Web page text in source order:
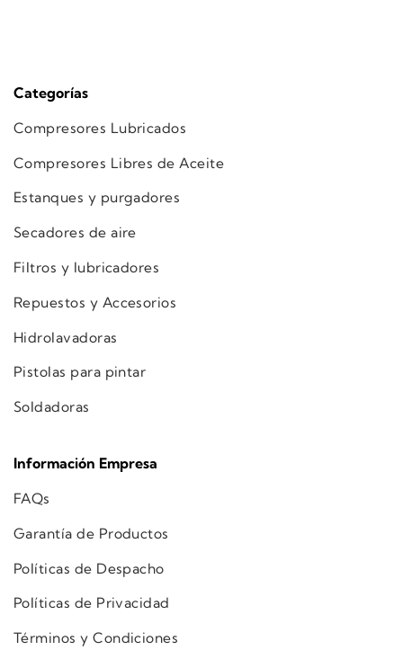
Categorías
Compresores Lubricados
Compresores Libres de Aceite
Estanques y purgadores
Secadores de aire
Filtros y lubricadores
Repuestos y Accesorios
Hidrolavadoras
Pistolas para pintar
Soldadoras
Información Empresa
FAQs
Garantía de Productos
Políticas de Despacho
Políticas de Privacidad
Términos y Condiciones